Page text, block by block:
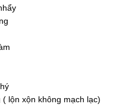
lộn xộn không mạch lạc)